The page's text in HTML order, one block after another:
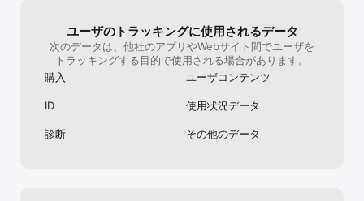
カロル(CV: 立花日菜) (SONG: くろくも)
他多数参加
◆公式Twitter（最新情報をお届けします）
https://twitter.com/mementomori_boi
◆公式サイト
かりとYouTubeや、ギルドに入って強い人な
どに聞いてみてください。基本緑玉の時間玉
は使ってください。赤玉の時間玉は強くなる
まで取っておきましょう。おそらく赤玉足り
ないと戦力200-300万で嘆いてレビューで鬱
えず使った結果です笑ガチャのSRキャラが全
くすれば輝きます。無課金の人でも楽しめる
なるのでかなり
素かなり高め
に札束で殴りあ
を上げるため
ユーザのトラッキングに使用されるデータ
次のデータは、他社のアプリやWebサイト間でユーザを
トラッキングする目的で使用される場合があります。
購入
ユーザコンテンツ
ID 使用状況データ
診断 その他のデータ